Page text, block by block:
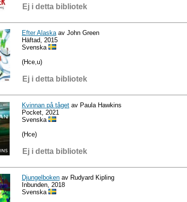
Ej i detta bibliotek
Efter Alaska av John Green
Häftad, 2015
Svenska
(Hce,u)
Ej i detta bibliotek
Kvinnan på tåget av Paula Hawkins
Pocket, 2021
Svenska
(Hce)
Ej i detta bibliotek
Djungelboken av Rudyard Kipling
Inbunden, 2018
Svenska